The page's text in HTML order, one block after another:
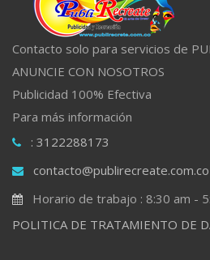
Contacto solo para servicios de
ANUNCIE CON NOSOTROS
Publicidad 100% Efectiva
Para más información
: 3122288173
contacto@publirecreate.com.co
Horario de trabajo : 8:30 am -
POLITICA DE TRATAMIENTO DE